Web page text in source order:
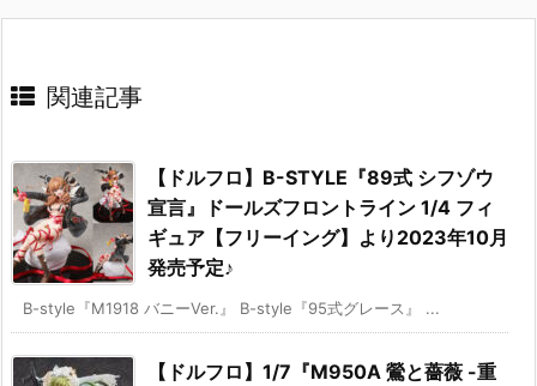
関連記事
【ドルフロ】B-STYLE『89式 シフゾウ
宣言』ドールズフロントライン 1/4 フィ
ギュア【フリーイング】より2023年10月
発売予定♪
B-style『M1918 バニーVer.』 B-style『95式グレース』 ...
【ドルフロ】1/7『M950A 鶯と薔薇 -重